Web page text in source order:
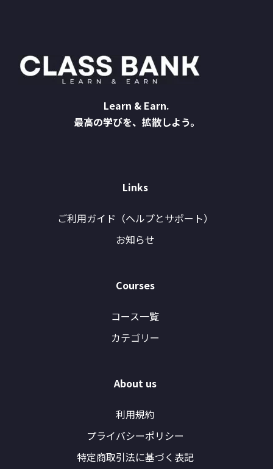
Learn & Earn.
最高の学びを、拡散しよう。
Links
ご利用ガイド（ヘルプとサポート）
お知らせ
Courses
コース一覧
カテゴリー
About us
利用規約
プライバシーポリシー
特定商取引法に基づく表記